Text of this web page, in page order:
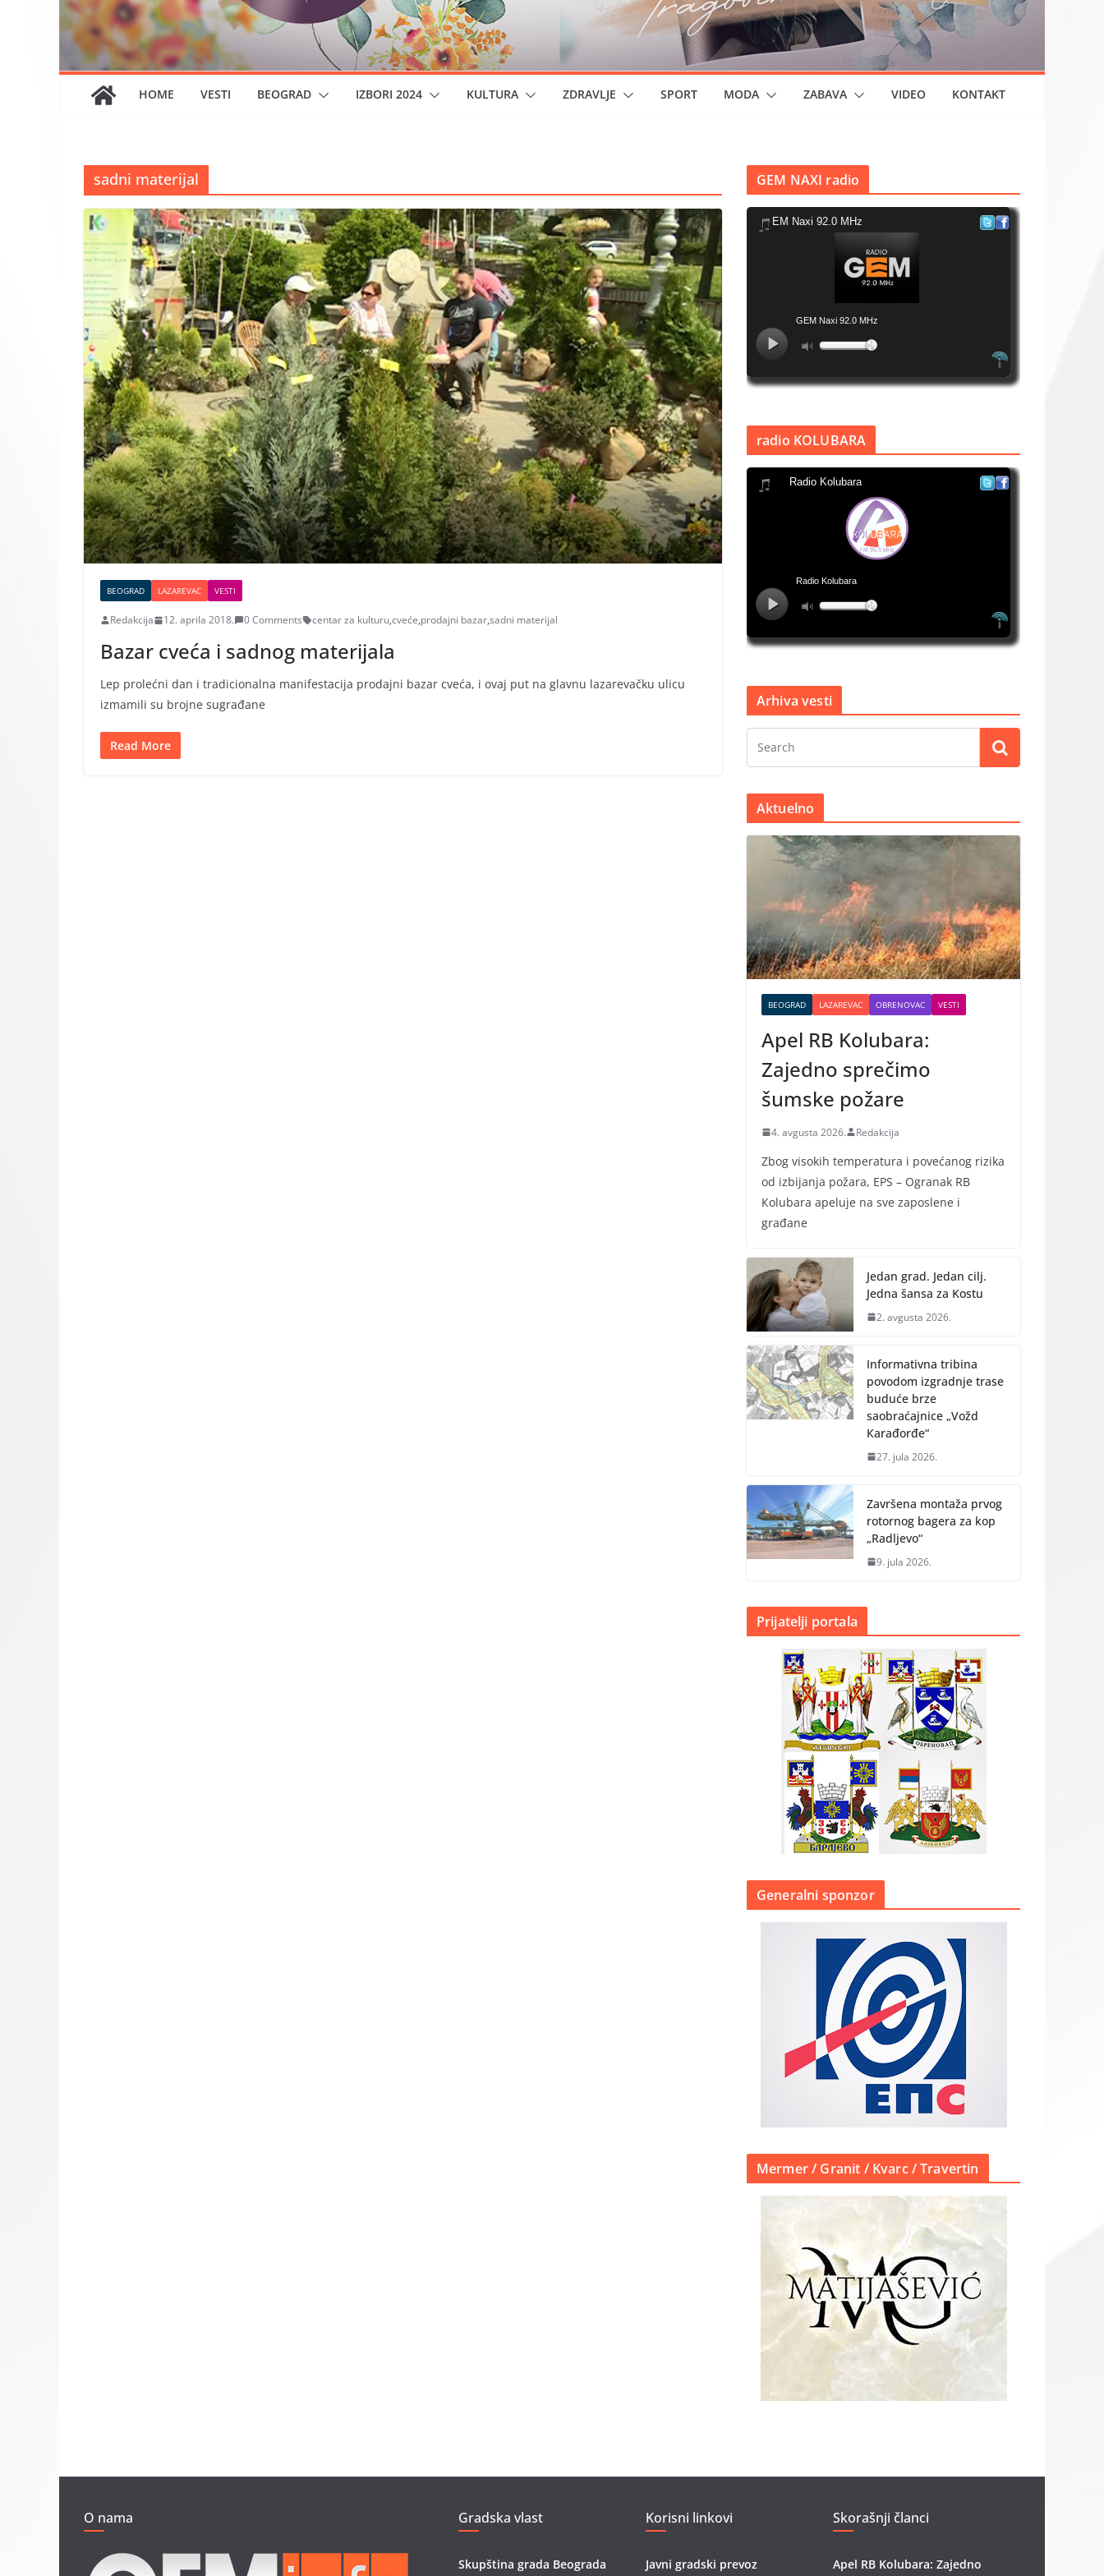
HOME VESTI BEOGRAD IZBORI 2024 KULTURA ZDRAVLJE SPORT MODA ZABAVA VIDEO KONTAKT
sadni materijal
BEOGRAD LAZAREVAC VESTI
Redakcija 12. aprila 2018. 0 Comments centar za kulturu,cveće,prodajni bazar,sadni materijal
Bazar cveća i sadnog materijala
Lep prolećni dan i tradicionalna manifestacija prodajni bazar cveća, i ovaj put na glavnu lazarevačku ulicu
izmamili su brojne sugrađane
Read More
GEM NAXI radio
radio KOLUBARA
Arhiva vesti
Aktuelno
BEOGRAD LAZAREVAC OBRENOVAC VESTI
Apel RB Kolubara:
Zajedno sprečimo
šumske požare
4. avgusta 2026. Redakcija
Zbog visokih temperatura i povećanog rizika
od izbijanja požara, EPS – Ogranak RB
Кolubara apeluje na sve zaposlene i
građane
Jedan grad. Jedan cilj.
Jedna šansa za Kostu
2. avgusta 2026.
Informativna tribina
povodom izgradnje trase
buduće brze
saobraćajnice „Vožd
Кarađorđe“
27. jula 2026.
Završena montaža prvog
rotornog bagera za kop
„Radlјevo“
9. jula 2026.
Prijatelji portala
Generalni sponzor
Mermer / Granit / Kvarc / Travertin
O nama Gradska vlast
Skupština grada Beograda
Korisni linkovi
Javni gradski prevoz
Skorašnji članci
Apel RB Kolubara: Zajedno